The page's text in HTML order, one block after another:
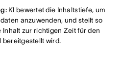
KI bewertet die Inhaltstiefe, um
anzuwenden, und stellt so
zur richtigen Zeit für den
bereitgestellt wird.